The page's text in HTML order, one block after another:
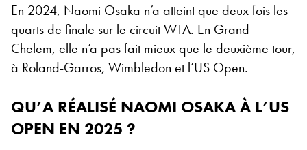
En 2024, Naomi Osaka n’a atteint que deux fois les
quarts de finale sur le circuit WTA. En Grand
Chelem, elle n’a pas fait mieux que le deuxième tour,
à Roland-Garros, Wimbledon et l’US Open.
QU’A RÉALISÉ NAOMI OSAKA À L’US
OPEN EN 2025 ?